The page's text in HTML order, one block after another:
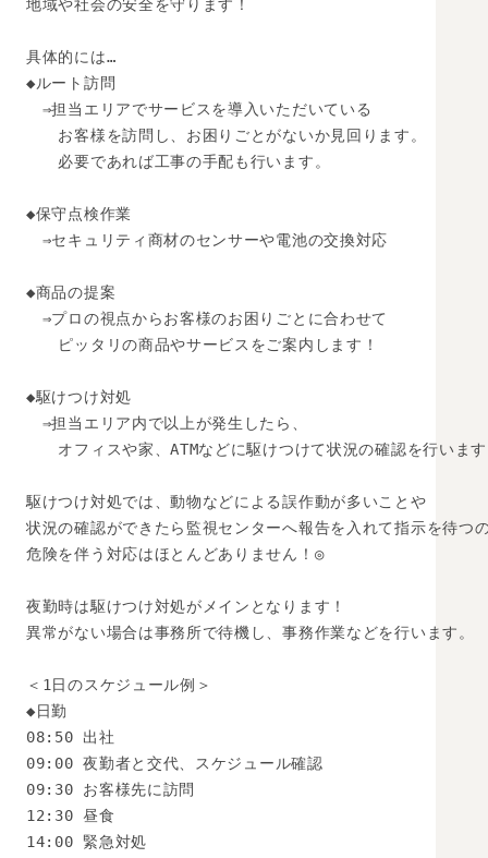
地域や社会の安全を守ります！
具体的には…
◆ルート訪問
⇒担当エリアでサービスを導入いただいている
お客様を訪問し、お困りごとがないか見回ります。
必要であれば工事の手配も行います。
◆保守点検作業
⇒セキュリティ商材のセンサーや電池の交換対応
◆商品の提案
⇒プロの視点からお客様のお困りごとに合わせて
ピッタリの商品やサービスをご案内します！
◆駆けつけ対処
⇒担当エリア内で以上が発生したら、
オフィスや家、ATMなどに駆けつけて状況の確認を行いま
駆けつけ対処では、動物などによる誤作動が多いことや
状況の確認ができたら監視センターへ報告を入れて指示を待つ
危険を伴う対応はほとんどありません！◎
夜勤時は駆けつけ対処がメインとなります！
異常がない場合は事務所で待機し、事務作業などを行います。
＜1日のスケジュール例＞
◆日勤
08:50 出社
09:00 夜勤者と交代、スケジュール確認
09:30 お客様先に訪問
12:30 昼食
14:00 緊急対処